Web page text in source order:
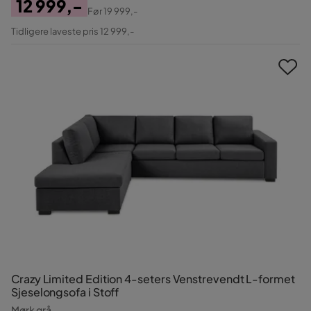
Pris
12 999,-
Original
Før19 999,-
Tidligere laveste pris 12 999,-
Crazy Limited Edition 4-seters Venstrevendt L-formet
Sjeselongsofa i Stoff